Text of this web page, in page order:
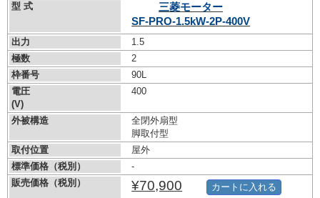
型 式
三菱モーター
SF-PRO-1.5kW-2P-400V
出力
1.5
極数
2
枠番号
90L
電圧
(V)
400
外被構造
全閉外扇型
脚取付型
取付位置
屋外
標準価格（税別）
-
販売価格（税別）
¥70,900 カートに入れる